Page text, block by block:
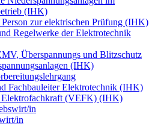
(IHK)
zur elektrischen Prüfung (IHK)
Regelwerke der Elektrotechnik
Überspannungs und Blitzschutz
(IHK)
Fachbauleiter Elektrotechnik (IHK)
Elektrofachkraft (VEFK) (IHK)
in
in